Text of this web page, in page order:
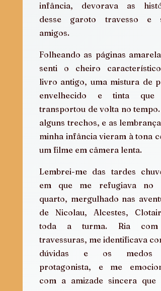
infância, devorava as
desse garoto travesso e
amigos.
Folheando as páginas
senti o cheiro característico
livro antigo, uma mistura de
envelhecido e tinta que
transportou de volta no tempo.
alguns trechos, e as
minha infância vieram à tona
um filme em câmera lenta.
Lembrei-me das tardes
em que me refugiava no
quarto, mergulhado nas
de Nicolau, Alcestes,
toda a turma. Ria com
travessuras, me identificava
dúvidas e os medos
protagonista, e me
com a amizade sincera que